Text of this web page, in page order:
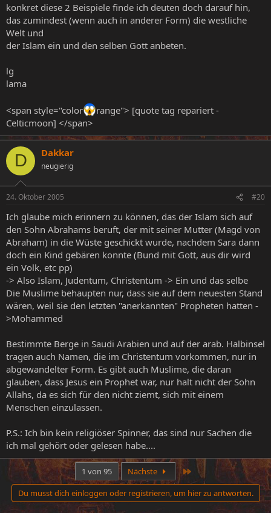
konkret diese 2 Beispiele finde ich deuten doch darauf hin,
das zumindest (wenn auch in anderer Form) die westliche
Welt und
der Islam ein und den selben Gott anbeten.
lg
lama
<span style="color
range"> [quote tag repariert -
Celticmoon] </span>
D Dakkar
neugierig
24. Oktober 2005 #20
Ich glaube mich erinnern zu können, das der Islam sich auf
den Sohn Abrahams beruft, der mit seiner Mutter (Magd von
Abraham) in die Wüste geschickt wurde, nachdem Sara dann
doch ein Kind gebären konnte (Bund mit Gott, aus dir wird
ein Volk, etc pp)
-> Also Islam, Judentum, Christentum -> Ein und das selbe
Die Muslime behaupten nur, dass sie auf dem neuesten Stand
wären, weil sie den letzten "anerkannten" Propheten hatten -
>Mohammed
Bestimmte Berge in Saudi Arabien und auf der arab. Halbinsel
tragen auch Namen, die im Christentum vorkommen, nur in
abgewandelter Form. Es gibt auch Muslime, die daran
glauben, dass Jesus ein Prophet war, nur halt nicht der Sohn
Allahs, da es sich für den nicht ziemt, sich mit einem
Menschen einzulassen.
P.S.: Ich bin kein religiöser Spinner, das sind nur Sachen die
ich mal gehört oder gelesen habe....
1 von 95 Nächste Letzte
Du musst dich einloggen oder registrieren, um hier zu antworten.